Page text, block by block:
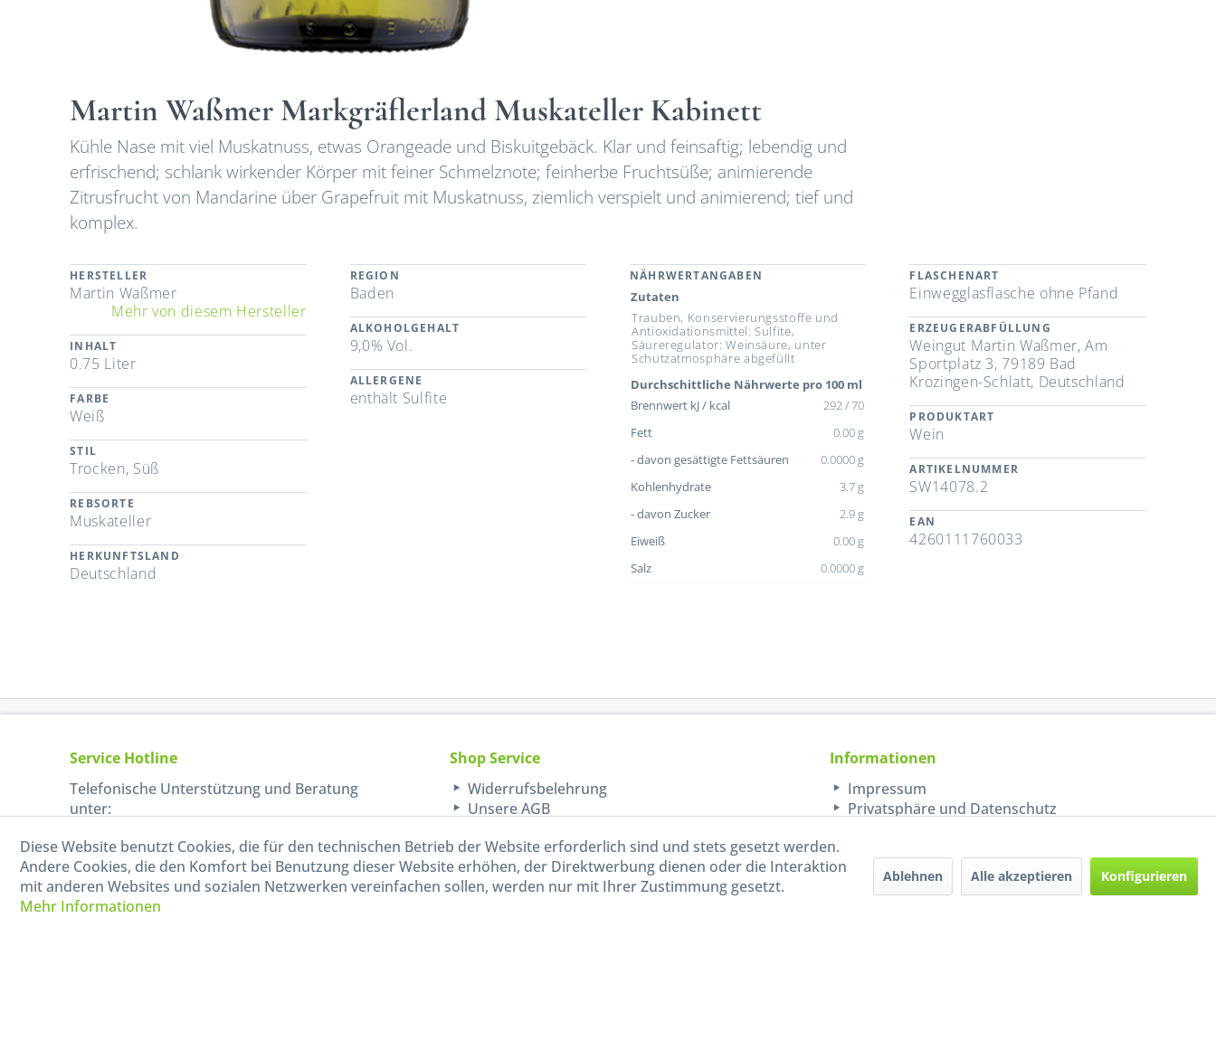
Martin Waßmer Markgräflerland Muskateller Kabinett
Kühle Nase mit viel Muskatnuss, etwas Orangeade und Biskuitgebäck. Klar und feinsaftig; lebendig und
erfrischend; schlank wirkender Körper mit feiner Schmelznote; feinherbe Fruchtsüße; animierende
Zitrusfrucht von Mandarine über Grapefruit mit Muskatnuss, ziemlich verspielt und animierend; tief und
komplex.
HERSTELLER
Martin Waßmer
Mehr von diesem Hersteller
INHALT
0.75 Liter
FARBE
Weiß
STIL
Trocken, Süß
REBSORTE
Muskateller
HERKUNFTSLAND
Deutschland
REGION
Baden
ALKOHOLGEHALT
9,0% Vol.
ALLERGENE
enthält Sulfite
NÄHRWERTANGABEN
Zutaten
Trauben, Konservierungsstoffe und
Antioxidationsmittel: Sulfite,
Säureregulator: Weinsäure, unter
Schutzatmosphäre abgefüllt
Durchschittliche Nährwerte pro 100 ml
Brennwert kJ / kcal
292 / 70
Fett
0.00 g
- davon gesättigte Fettsäuren
0.0000 g
Kohlenhydrate
3.7 g
- davon Zucker
2.9 g
Eiweiß
0.00 g
Salz
0.0000 g
FLASCHENART
Einwegglasflasche ohne Pfand
ERZEUGERABFÜLLUNG
Weingut Martin Waßmer, Am
Sportplatz 3, 79189 Bad
Krozingen-Schlatt, Deutschland
PRODUKTART
Wein
ARTIKELNUMMER
SW14078.2
EAN
4260111760033
Service Hotline
Telefonische Unterstützung und Beratung
unter:
040-880 99 770
Mo-Fr, 09:00 - 15:00 Uhr
Shop Service
Widerrufsbelehrung
Unsere AGB
Informationen
Impressum
Privatsphäre und Datenschutz
Diese Website benutzt Cookies, die für den technischen Betrieb der Website erforderlich sind und stets gesetzt werden.
Andere Cookies, die den Komfort bei Benutzung dieser Website erhöhen, der Direktwerbung dienen oder die Interaktion
mit anderen Websites und sozialen Netzwerken vereinfachen sollen, werden nur mit Ihrer Zustimmung gesetzt.
Mehr Informationen
Ablehnen Alle akzeptieren Konfigurieren